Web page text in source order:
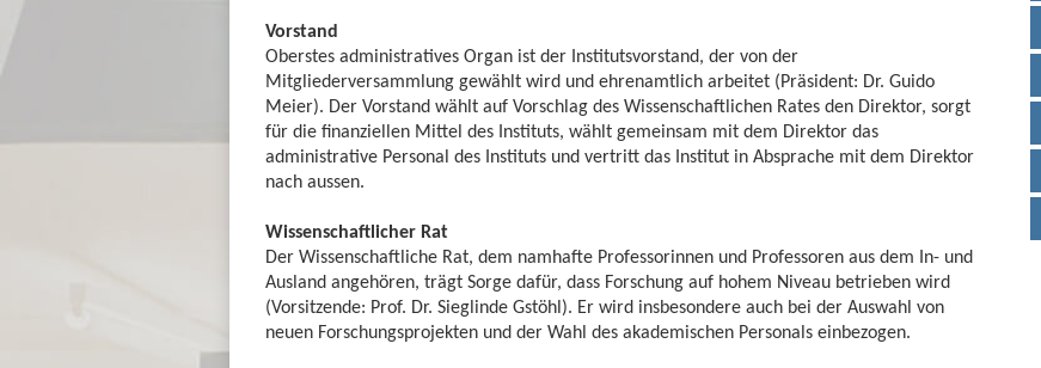
Vorstand
Oberstes administratives Organ ist der Institutsvorstand, der von der
Mitgliederversammlung gewählt wird und ehrenamtlich arbeitet (Präsident: Dr. Guido
Meier). Der Vorstand wählt auf Vorschlag des Wissenschaftlichen Rates den Direktor, sorgt
für die finanziellen Mittel des Instituts, wählt gemeinsam mit dem Direktor das
administrative Personal des Instituts und vertritt das Institut in Absprache mit dem Direktor
nach aussen.
Wissenschaftlicher Rat
Der Wissenschaftliche Rat, dem namhafte Professorinnen und Professoren aus dem In- und
Ausland angehören, trägt Sorge dafür, dass Forschung auf hohem Niveau betrieben wird
(Vorsitzende: Prof. Dr. Sieglinde Gstöhl). Er wird insbesondere auch bei der Auswahl von
neuen Forschungsprojekten und der Wahl des akademischen Personals einbezogen.